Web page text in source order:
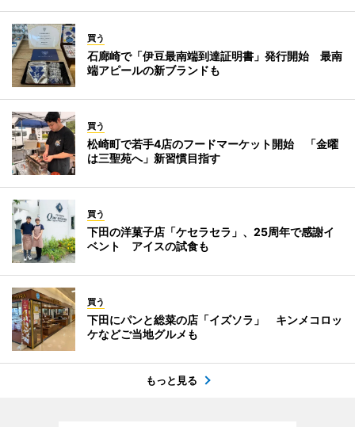
買う
石廊崎で「伊豆最南端到達証明書」発行開始 最南
端アピールの新ブランドも
買う
松崎町で若手4店のフードマーケット開始 「金曜
は三聖苑へ」新習慣目指す
買う
下田の洋菓子店「ケセラセラ」、25周年で感謝イ
ベント アイスの試食も
買う
下田にパンと総菜の店「イズソラ」 キンメコロッ
ケなどご当地グルメも
もっと見る